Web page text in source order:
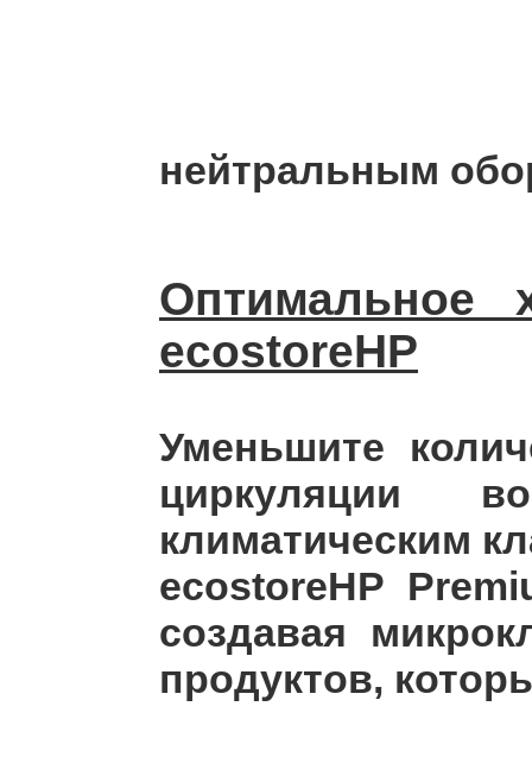
нейтральным
Оптимальное
ecostoreHP
Уменьшите
циркуляции
климатическим
ecostoreHP
создавая
продуктов,